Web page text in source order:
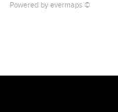
Powered by evermaps ©